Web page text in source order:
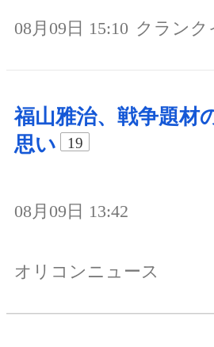
08月09日 15:10 クランク
福山雅治、戦争題材
思い
19
08月09日 13:42
オリコンニュース